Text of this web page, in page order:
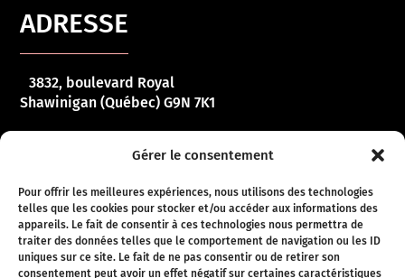
Gérer le consentement
Pour offrir les meilleures expériences, nous utilisons des technologies
telles que les cookies pour stocker et/ou accéder aux informations des
appareils. Le fait de consentir à ces technologies nous permettra de
traiter des données telles que le comportement de navigation ou les ID
uniques sur ce site. Le fait de ne pas consentir ou de retirer son
consentement peut avoir un effet négatif sur certaines caractéristiques
ADRESSE
3832, boulevard Royal
Shawinigan (Québec) G9N 7K1
Lundi – vendredi :10 h 00 – 17 h 00
Samedi :10 h 00 – 16 h 00